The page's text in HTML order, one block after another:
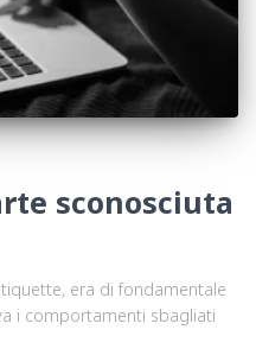
sconosciuta
era di fondamentale
i comportamenti sbagliati